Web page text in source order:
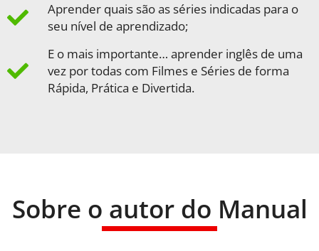
Aprender quais são as séries indicadas para o
seu nível de aprendizado;
E o mais importante… aprender inglês de uma
vez por todas com Filmes e Séries de forma
Rápida, Prática e Divertida.
Sobre o autor do Manual